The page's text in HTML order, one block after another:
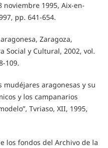
noviembre 1995, Aix-en-
pp. 641-654.
Zaragoza,
Social y Cultural, 2002, vol.
109.
mudéjares aragonesas y su
y los campanarios
Tvriaso, XII, 1995,
los fondos del Archivo de la